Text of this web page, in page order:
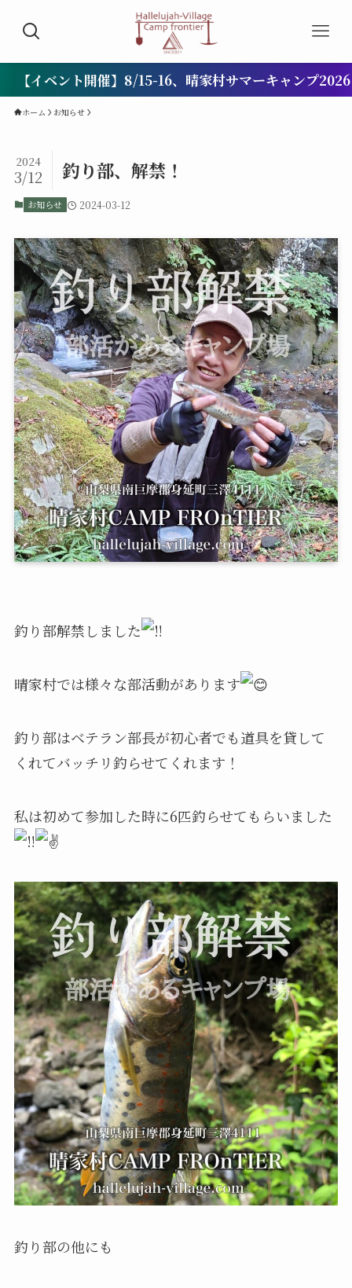
ント開催】8/15-16、晴家村サマーキャンプ2026 －竹で
ホーム お知らせ
釣り部、解禁！
2024
3/12
お知らせ 2024-03-12
釣り部解禁しました
晴家村では様々な部活動があります
釣り部はベテラン部長が初心者でも道具を貸して
くれてバッチリ釣らせてくれます！
私は初めて参加した時に6匹釣らせてもらいました
釣り部の他にも